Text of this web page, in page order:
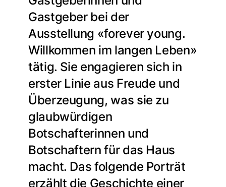
Gastgeber bei der
Ausstellung «forever young.
Willkommen im langen Leben»
tätig. Sie engagieren sich in
erster Linie aus Freude und
Überzeugung, was sie zu
glaubwürdigen
Botschafterinnen und
Botschaftern für das Haus
macht. Das folgende Porträt
erzählt die Geschichte einer